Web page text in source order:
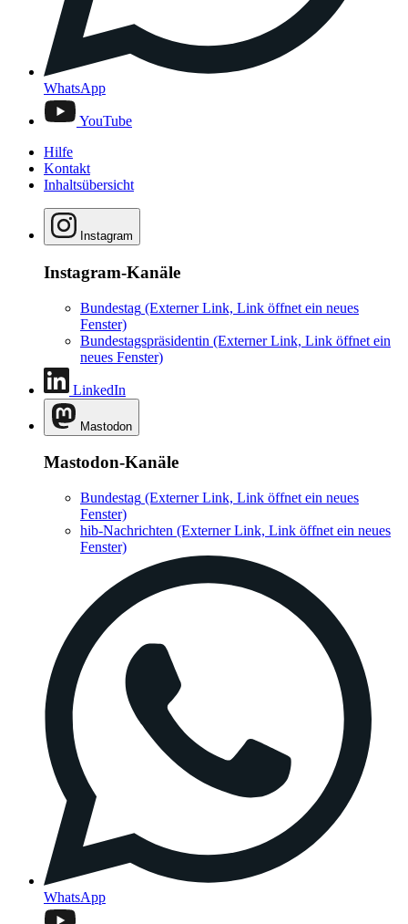
WhatsApp
YouTube
Hilfe
Kontakt
Inhaltsübersicht
Instagram
Instagram-Kanäle
Bundestag (Externer Link, Link öffnet ein neues
Fenster)
Bundestagspräsidentin (Externer Link, Link öffnet ein
neues Fenster)
LinkedIn
Mastodon
Mastodon-Kanäle
Bundestag (Externer Link, Link öffnet ein neues
Fenster)
hib-Nachrichten (Externer Link, Link öffnet ein neues
Fenster)
WhatsApp